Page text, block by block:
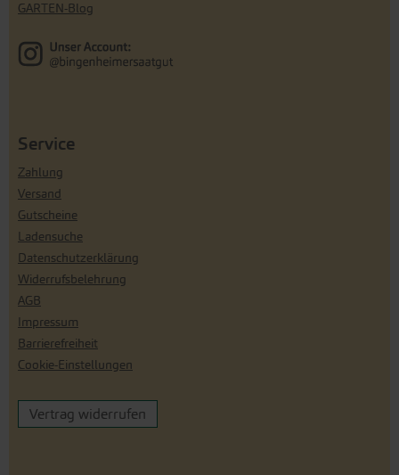
GARTEN-Blog
Service
Zahlung
Versand
Gutscheine
Ladensuche
Datenschutzerklärung
Widerrufsbelehrung
AGB
Impressum
Barrierefreiheit
Cookie-Einstellungen
Vertrag widerrufen